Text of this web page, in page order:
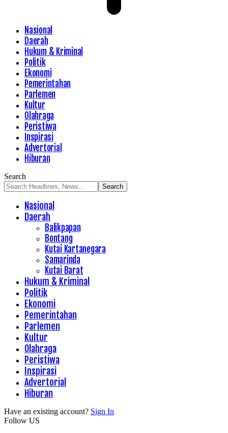
Nasional
Daerah
Hukum & Kriminal
Politik
Ekonomi
Pemerintahan
Parlemen
Kultur
Olahraga
Peristiwa
Inspirasi
Advertorial
Hiburan
Search
Nasional
Daerah
Balikpapan
Bontang
Kutai Kartanegara
Samarinda
Kutai Barat
Hukum & Kriminal
Politik
Ekonomi
Pemerintahan
Parlemen
Kultur
Olahraga
Peristiwa
Inspirasi
Advertorial
Hiburan
Have an existing account? Sign In
Follow US